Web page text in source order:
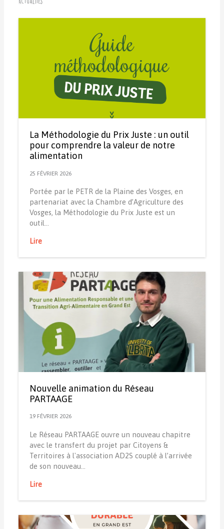
La Méthodologie du Prix Juste : un outil
pour comprendre la valeur de notre
alimentation
25 FÉVRIER 2026
Portée par le PETR de la Plaine des Vosges, en
partenariat avec la Chambre d’Agriculture des
Vosges, la Méthodologie du Prix Juste est un
outil…
Lire
Nouvelle animation du Réseau
PARTAAGE
19 FÉVRIER 2026
Le Réseau PARTAAGE ouvre un nouveau chapitre
avec le transfert du projet par Citoyens &
Territoires à l'association AD2S couplé à l’arrivée
de son nouveau…
Lire